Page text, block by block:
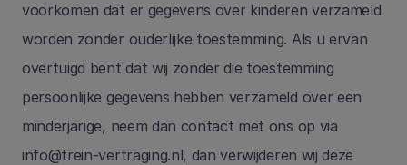
voorkomen dat er gegevens over kinderen verzameld
worden zonder ouderlijke toestemming. Als u ervan
overtuigd bent dat wij zonder die toestemming
persoonlijke gegevens hebben verzameld over een
info@trein-vertraging.nl, dan verwijderen wij deze